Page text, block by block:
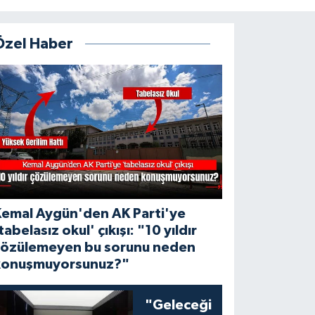
Haber
Aygün'den AK Parti'ye
okul' çıkışı: "10 yıldır
bu sorunu neden
"Geleceği